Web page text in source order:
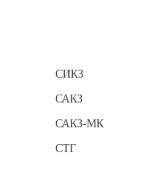
СИКЗ
САКЗ
САКЗ-МК
СТГ